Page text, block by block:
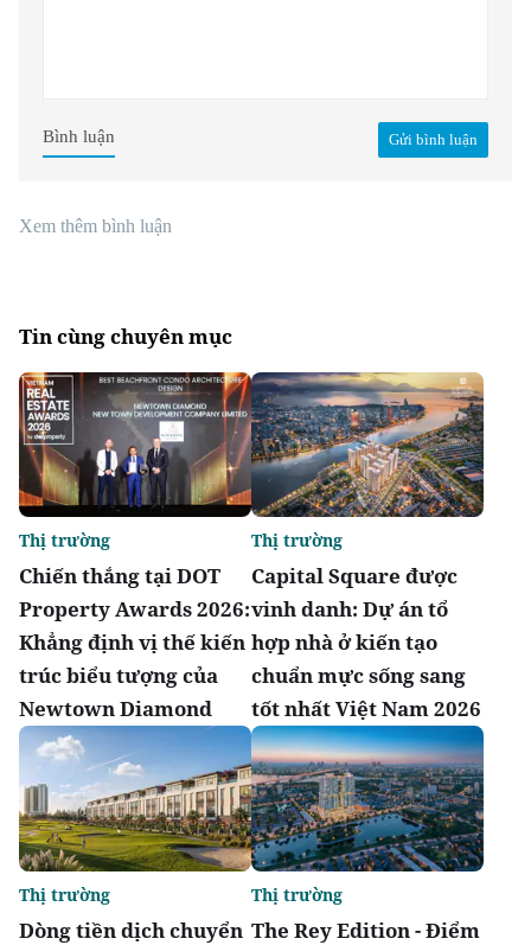
Gửi bình luận
Bình luận
Xem thêm bình luận
Tin cùng chuyên mục
Chiến thắng tại DOT
Property Awards 2026:
Khẳng định vị thế kiến
trúc biểu tượng của
Newtown Diamond
Thị trường
Capital Square được
vinh danh: Dự án tổ
hợp nhà ở kiến tạo
chuẩn mực sống sang
tốt nhất Việt Nam 2026
Thị trường
Dòng tiền dịch chuyển
Thị trường
The Rey Edition - Điểm
Thị trường